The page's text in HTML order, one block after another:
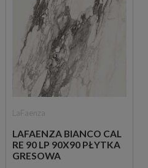
LAFAENZA BIANCO CAL
RE 90 LP 90X90 PŁYTKA
GRESOWA